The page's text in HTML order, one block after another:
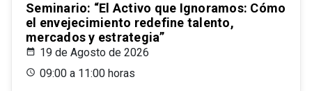
Seminario: “El Activo que Ignoramos: Cómo
el envejecimiento redefine talento,
mercados y estrategia”
19 de Agosto de 2026
09:00 a 11:00 horas